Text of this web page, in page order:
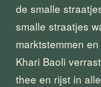
de smalle
smalle straatjes
marktstemmen
Khari Baoli
thee en rijst in